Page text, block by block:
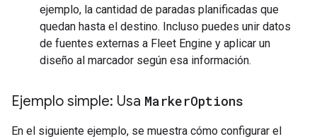
ejemplo, la cantidad de paradas planificadas que
quedan hasta el destino. Incluso puedes unir datos
de fuentes externas a Fleet Engine y aplicar un
diseño al marcador según esa información.
Ejemplo simple: Usa MarkerOptions
En el siguiente ejemplo, se muestra cómo configurar el